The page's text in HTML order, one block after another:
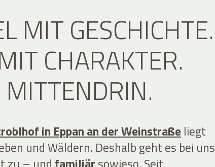
MIT GESCHICHTE.
CHARAKTER.
in Eppan an der Weinstraße liegt
und Wäldern. Deshalb geht es bei uns